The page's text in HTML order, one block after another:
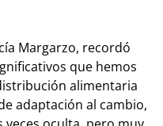
Margarzo, recordó
que hemos
alimentaria
adaptación al cambio,